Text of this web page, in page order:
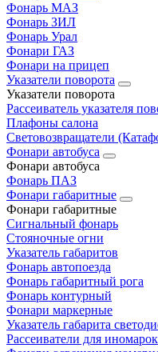
Фонарь МАЗ
Фонарь ЗИЛ
Фонарь Урал
Фонари ГАЗ
Фонари на прицеп
Указатели поворота
Указатели поворота
Рассеиватель указателя
Плафоны салона
Световозвращатели
Фонари автобуса
Фонари автобуса
Фонарь ПАЗ
Фонари габаритные
Фонари габаритные
Сигнальный фонарь
Стояночные огни
Указатель габаритов
Фонарь автопоезда
Фонарь габаритный рога
Фонарь контурный
Фонари маркерные
Указатель габарита
Рассеиватели для иномарок